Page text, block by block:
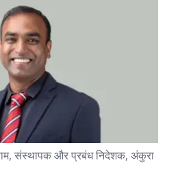
संस्थापक और प्रबंध निदेशक, अंकुरा